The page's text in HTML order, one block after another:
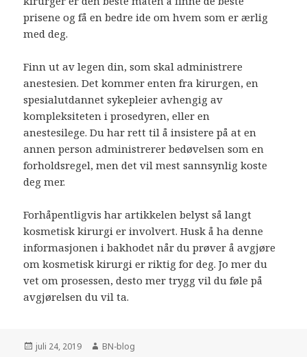
prisene og få en bedre ide om hvem som er ærlig
med deg.
Finn ut av legen din, som skal administrere
anestesien. Det kommer enten fra kirurgen, en
spesialutdannet sykepleier avhengig av
kompleksiteten i prosedyren, eller en
anestesilege. Du har rett til å insistere på at en
annen person administrerer bedøvelsen som en
forholdsregel, men det vil mest sannsynlig koste
deg mer.
Forhåpentligvis har artikkelen belyst så langt
kosmetisk kirurgi er involvert. Husk å ha denne
informasjonen i bakhodet når du prøver å avgjøre
om kosmetisk kirurgi er riktig for deg. Jo mer du
vet om prosessen, desto mer trygg vil du føle på
avgjørelsen du vil ta.
Publisert
juli 24, 2019 Forfatter
BN-blog